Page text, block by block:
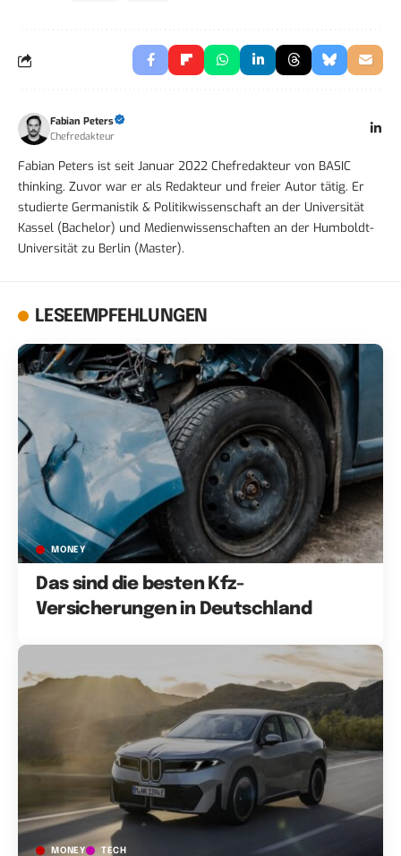
Fabian Peters
Chefredakteur
Fabian Peters ist seit Januar 2022 Chefredakteur von BASIC
thinking. Zuvor war er als Redakteur und freier Autor tätig. Er
studierte Germanistik & Politikwissenschaft an der Universität
Kassel (Bachelor) und Medienwissenschaften an der Humboldt-
Universität zu Berlin (Master).
LESEEMPFEHLUNGEN
MONEY
Das sind die besten Kfz-
Versicherungen in Deutschland
MONEY TECH